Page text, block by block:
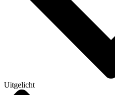
Uitgelicht